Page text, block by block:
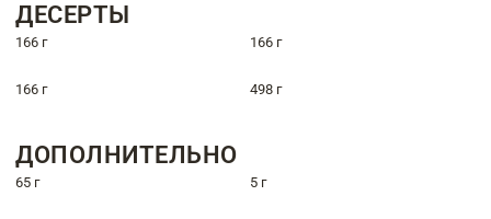
ДЕСЕРТЫ
166 г 166 г
166 г 498 г
ДОПОЛНИТЕЛЬНО
65 г 5 г